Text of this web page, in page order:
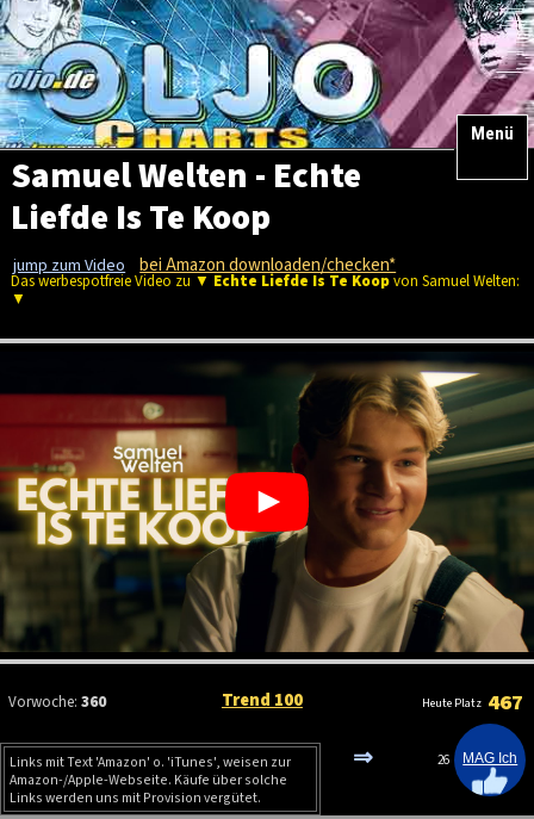
Menü
Samuel Welten - Echte
Liefde Is Te Koop
jump zum Video bei Amazon downloaden/checken*
Das werbespotfreie Video zu ▼ Echte Liefde Is Te Koopvon Samuel Welten:
▼
Vorwoche: 360 Trend 100 Heute Platz 467
Links mit Text 'Amazon' o. 'iTunes', weisen zur
Amazon-/Apple-Webseite. Käufe über solche
Links werden uns mit Provision vergütet.
⇒ 26